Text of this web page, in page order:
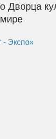
Дворца